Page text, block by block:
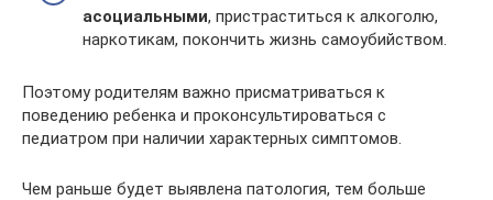
асоциальными, пристраститься к алкоголю,
наркотикам, покончить жизнь самоубийством.
Поэтому родителям важно присматриваться к
поведению ребенка и проконсультироваться с
педиатром при наличии характерных симптомов.
Чем раньше будет выявлена патология, тем больше